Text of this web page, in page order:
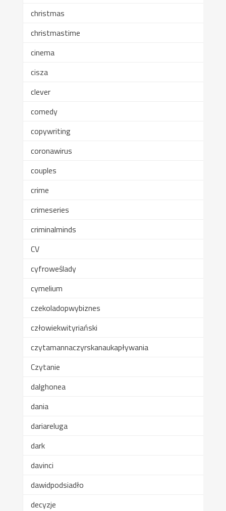
christmas
christmastime
cinema
cisza
clever
comedy
copywriting
coronawirus
couples
crime
crimeseries
criminalminds
CV
cyfroweślady
cymelium
czekoladopwybiznes
człowiekwityriański
czytamannaczyrskanaukapływania
Czytanie
dalghonea
dania
dariareluga
dark
davinci
dawidpodsiadło
decyzje